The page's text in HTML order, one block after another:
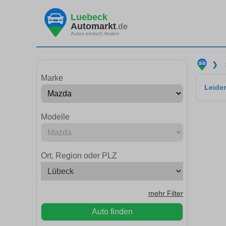
Luebeck
Automarkt.de
Autos einfach finden
Marke
Modelle
Ort, Region oder PLZ
mehr Filter
Auto finden
❯